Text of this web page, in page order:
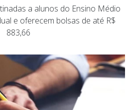
a alunos do Ensino Médio
e oferecem bolsas de até R$
883,66